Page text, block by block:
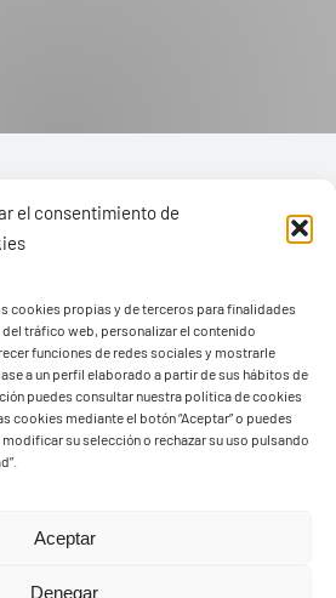
el consentimiento de
cookies propias y de terceros para finalidades
tráfico web, personalizar el contenido
funciones de redes sociales y mostrarle
a un perfil elaborado a partir de sus hábitos de
puedes consultar nuestra política de cookies
cookies mediante el botón “Aceptar” o puedes
su selección o rechazar su uso pulsando
Aceptar
Denegar
1